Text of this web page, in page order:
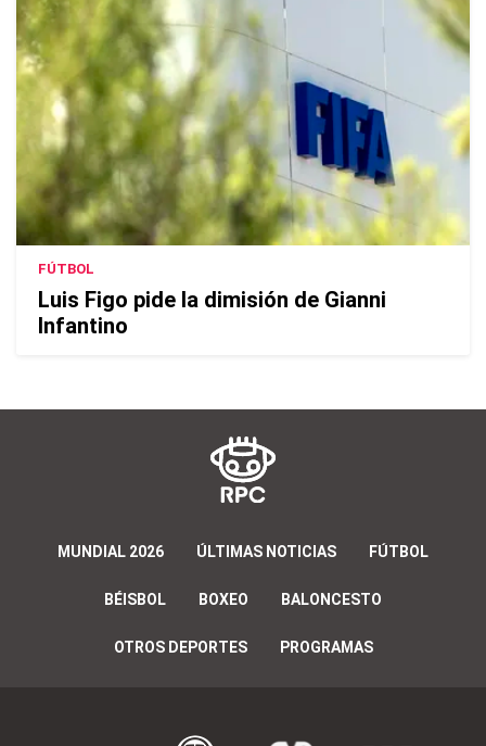
FÚTBOL
Luis Figo pide la dimisión de Gianni
Infantino
MUNDIAL 2026 ÚLTIMAS NOTICIAS FÚTBOL
BÉISBOL BOXEO BALONCESTO
OTROS DEPORTES PROGRAMAS